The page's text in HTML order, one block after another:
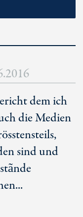
dem ich
die Medien
sind und